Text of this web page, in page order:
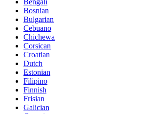
Bosnian
Bulgarian
Cebuano
Chichewa
Corsican
Croatian
Dutch
Estonian
Filipino
Finnish
Frisian
Galician